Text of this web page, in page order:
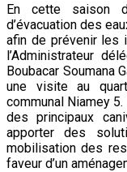
En cette saison
d’évacuation des
afin de prévenir les
l’Administrateur
Boubacar Soumana
une visite au
communal Niamey
des principaux
apporter des
mobilisation des
faveur d’un